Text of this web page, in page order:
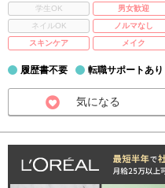
学生OK
男女歓迎
ネイルOK
ノルマなし
スキンケア
メイク
履歴書不要 転職サポートあり
気になる